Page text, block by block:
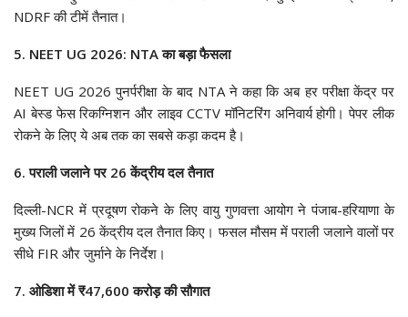
NDRF की टीमें तैनात।
5. NEET UG 2026: NTA का बड़ा फैसला
NEET UG 2026 पुनर्परीक्षा के बाद NTA ने कहा कि अब हर परीक्षा केंद्र पर
AI बेस्ड फेस रिकग्निशन और लाइव CCTV मॉनिटरिंग अनिवार्य होगी। पेपर लीक
रोकने के लिए ये अब तक का सबसे कड़ा कदम है।
6. पराली जलाने पर 26 केंद्रीय दल तैनात
दिल्ली-NCR में प्रदूषण रोकने के लिए वायु गुणवत्ता आयोग ने पंजाब-हरियाणा के
मुख्य जिलों में 26 केंद्रीय दल तैनात किए। फसल मौसम में पराली जलाने वालों पर
सीधे FIR और जुर्माने के निर्देश।
7. ओडिशा में ₹47,600 करोड़ की सौगात